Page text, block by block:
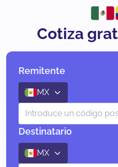
Cotiza
Remitente
MX
Destinatario
MX